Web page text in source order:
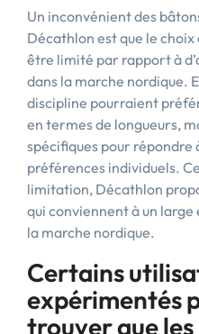
Un inconvénient des
Décathlon est que le
être limité par rapport à
dans la marche nordique.
discipline pourraient
en termes de longueurs,
spécifiques pour répondre
préférences individuels.
limitation, Décathlon
qui conviennent à un
la marche nordique.
Certains
expérimentés
trouver que